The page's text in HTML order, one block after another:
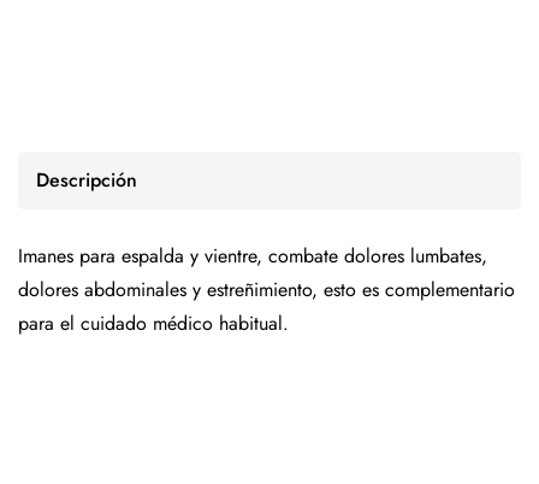
Descripción
Imanes para espalda y vientre, combate dolores lumbates,
dolores abdominales y estreñimiento, esto es complementario
para el cuidado médico habitual.